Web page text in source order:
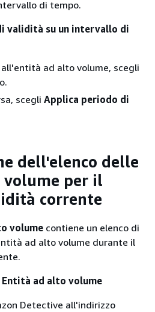
di tempo.
validità su un intervallo di
ad alto volume, scegli
scegli Applica periodo di
dell'elenco delle
per il
corrente
volume contiene un elenco di
ad alto volume durante il
ad alto volume
Detective all'indirizzo